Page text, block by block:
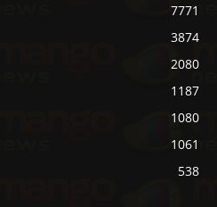
7771
3874
2080
1187
1080
1061
538